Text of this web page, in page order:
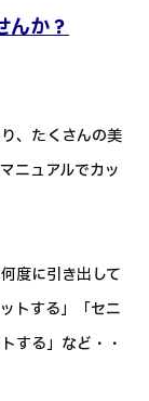
んか？
、たくさんの美
ニュアルでカッ
度に引き出して
トする」「セニ
する」など・・